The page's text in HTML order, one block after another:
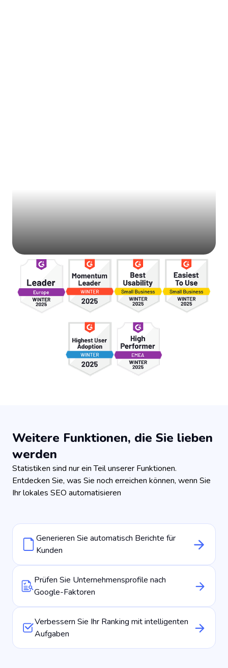
Weitere Funktionen, die Sie lieben
werden
Statistiken sind nur ein Teil unserer Funktionen.
Entdecken Sie, was Sie noch erreichen können, wenn Sie
Ihr lokales SEO automatisieren
Generieren Sie automatisch Berichte für
Kunden
Prüfen Sie Unternehmensprofile nach
Google-Faktoren
Verbessern Sie Ihr Ranking mit intelligenten
Aufgaben